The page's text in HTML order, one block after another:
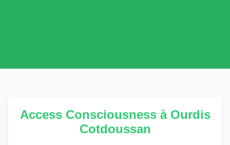
Access Consciousness à Ourdis
Cotdoussan